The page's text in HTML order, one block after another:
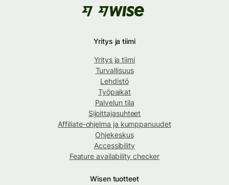
Yritys ja tiimi
Yritys ja tiimi
Turvallisuus
Lehdistö
Työpaikat
Palvelun tila
Sijoittajasuhteet
Affiliate-ohjelma ja kumppanuudet
Ohjekeskus
Accessibility
Feature availability checker
Wisen tuotteet